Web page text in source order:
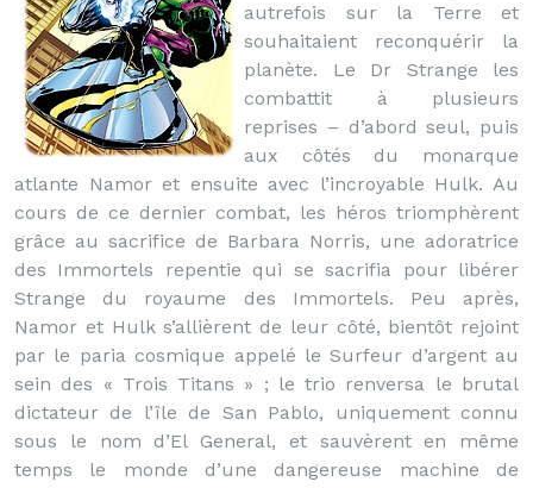
autrefois sur la Terre et
souhaitaient reconquérir la
planète. Le Dr Strange les
combattit à plusieurs
reprises – d’abord seul, puis
aux côtés du monarque
atlante Namor et ensuite avec l’incroyable Hulk. Au
cours de ce dernier combat, les héros triomphèrent
grâce au sacrifice de Barbara Norris, une adoratrice
des Immortels repentie qui se sacrifia pour libérer
Strange du royaume des Immortels. Peu après,
Namor et Hulk s’allièrent de leur côté, bientôt rejoint
par le paria cosmique appelé le Surfeur d’argent au
sein des « Trois Titans » ; le trio renversa le brutal
dictateur de l’île de San Pablo, uniquement connu
sous le nom d’El General, et sauvèrent en même
temps le monde d’une dangereuse machine de